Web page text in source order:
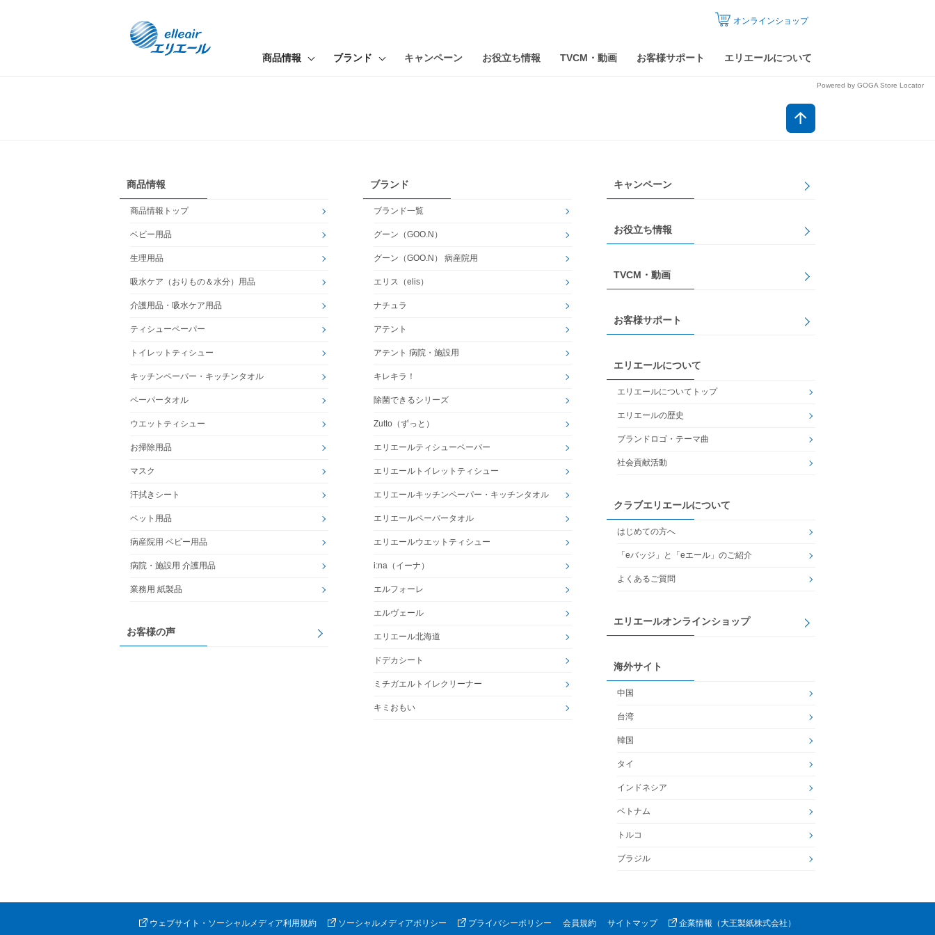
商品情報 ブランド キャンペーン お役立ち情報 TVCM・動画 お客様サポート エリエールについて
オンラインショップ
Powered by GOGA Store Locator
商品情報
商品情報トップ
ベビー用品
生理用品
吸水ケア（おりもの＆水分）用品
介護用品・吸水ケア用品
ティシューペーパー
トイレットティシュー
キッチンペーパー・キッチンタオル
ペーパータオル
ウエットティシュー
お掃除用品
マスク
汗拭きシート
ペット用品
病産院用 ベビー用品
病院・施設用 介護用品
業務用 紙製品
お客様の声
ブランド
ブランド一覧
グーン（GOO.N）
グーン（GOO.N） 病産院用
エリス（elis）
ナチュラ
アテント
アテント 病院・施設用
キレキラ！
除菌できるシリーズ
Zutto（ずっと）
エリエールティシューペーパー
エリエールトイレットティシュー
エリエールキッチンペーパー・キッチンタオル
エリエールペーパータオル
エリエールウエットティシュー
i:na（イーナ）
エルフォーレ
エルヴェール
エリエール北海道
ドデカシート
ミチガエルトイレクリーナー
キミおもい
キャンペーン
お役立ち情報
TVCM・動画
お客様サポート
エリエールについて
エリエールについてトップ
エリエールの歴史
ブランドロゴ・テーマ曲
社会貢献活動
クラブエリエールについて
はじめての方へ
「eバッジ」と「eエール」のご紹介
よくあるご質問
エリエールオンラインショップ
海外サイト
中国
台湾
韓国
タイ
インドネシア
ベトナム
トルコ
ブラジル
ウェブサイト・ソーシャルメディア利用規約 ソーシャルメディアポリシー プライバシーポリシー 会員規約 サイトマップ 企業情報（大王製紙株式会社）